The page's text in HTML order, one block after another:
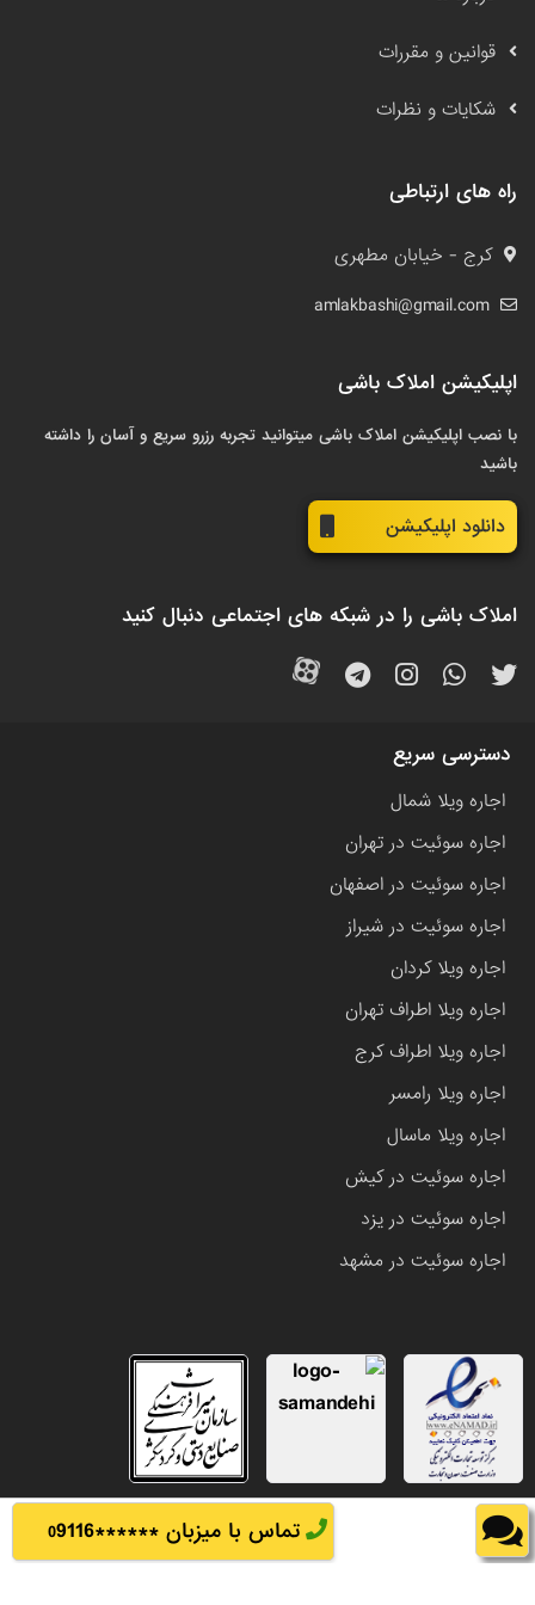
تماس با میزبان ****** 09116
قوانین و مقررات
شکایات و نظرات
راه های ارتباطی
کرج - خیابان مطهری
amlakbashi@gmail.com
اپلیکیشن املاک باشی
با نصب اپلیکیشن املاک باشی میتوانید تجربه رزرو سریع و آسان را داشته
باشید
دانلود اپلیکیشن
املاک باشی را در شبکه های اجتماعی دنبال کنید
دسترسی سریع
اجاره ویلا شمال
اجاره سوئیت در تهران
اجاره سوئیت در اصفهان
اجاره سوئیت در شیراز
اجاره ویلا کردان
اجاره ویلا اطراف تهران
اجاره ویلا اطراف کرج
اجاره ویلا رامسر
اجاره ویلا ماسال
اجاره سوئیت در کیش
اجاره سوئیت در یزد
اجاره سوئیت در مشهد
تمامی حقوق این وب سایت متعلق به املاک باشی می باشد.